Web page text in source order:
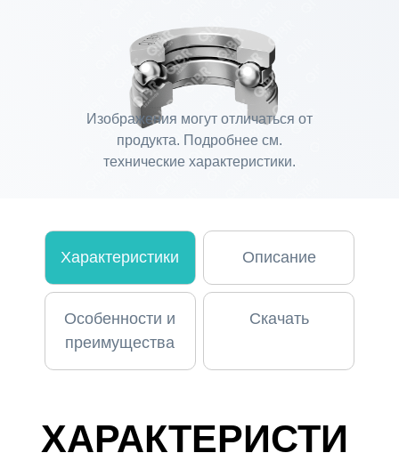
Изображения могут отличаться от
продукта. Подробнее см.
технические характеристики.
Характеристики Описание
Особенности и
преимущества
Скачать
ХАРАКТЕРИСТИ